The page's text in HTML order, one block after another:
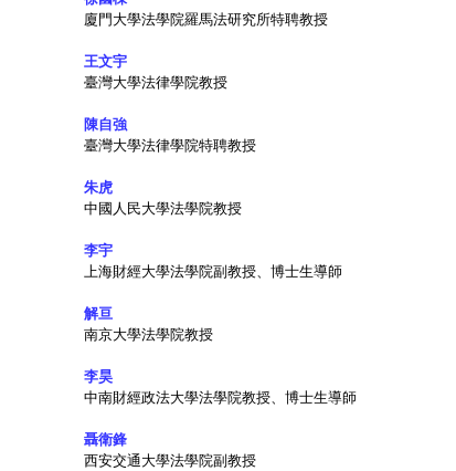
廈門大學法學院羅馬法研究所特聘教授
王文宇
臺灣大學法律學院教授
陳自強
臺灣大學法律學院特聘教授
朱虎
中國人民大學法學院教授
李宇
上海財經大學法學院副教授、博士生導師
解亘
南京大學法學院教授
李昊
中南財經政法大學法學院教授、博士生導師
聶衛鋒
西安交通大學法學院副教授